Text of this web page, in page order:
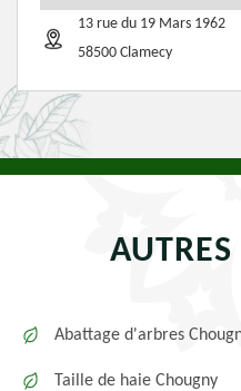
13 rue du 19 Mars 1962
58500 Clamecy
AUTRES
Abattage d'arbres
Taille de haie Chougny